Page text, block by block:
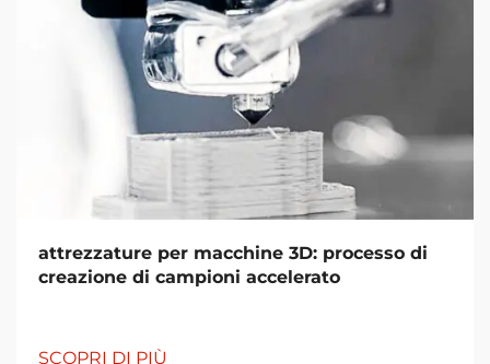
attrezzature per macchine 3D: processo di
creazione di campioni accelerato
SCOPRI DI PIÙ